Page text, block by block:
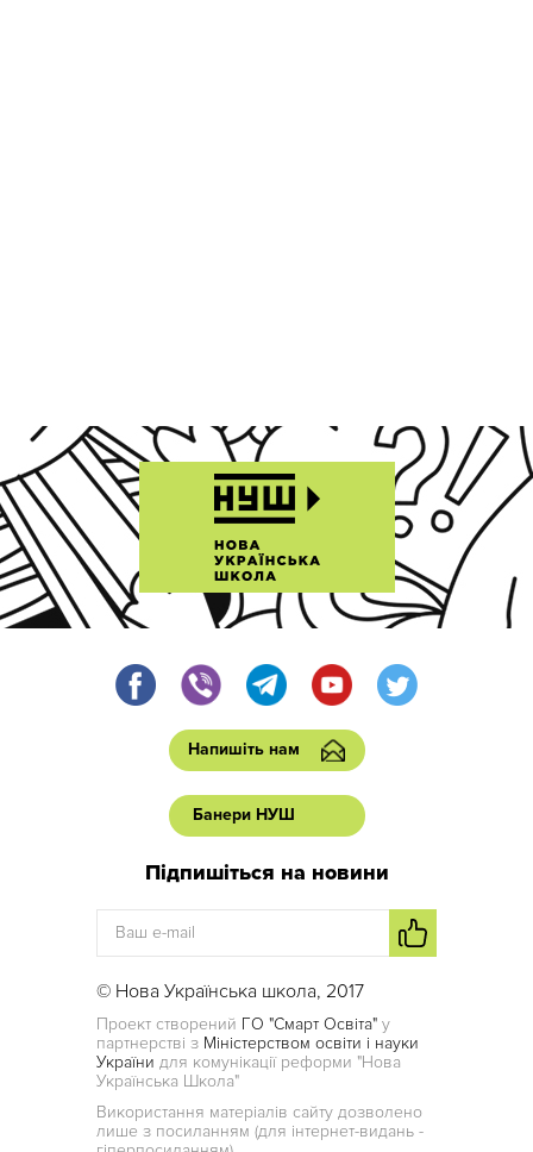
Напишіть нам
Банери НУШ
Підпишіться на новини
© Нова Українська школа, 2017
Проект створений ГО "Смарт Освіта" у
партнерстві з Міністерством освіти і науки
України для комунікації реформи "Нова
Українська Школа"
Використання матеріалів сайту дозволено
лише з посиланням (для інтернет-видань -